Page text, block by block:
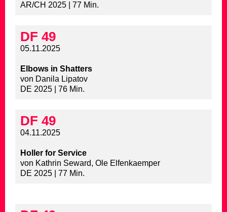
AR/CH 2025 | 77 Min.
DF 49
05.11.2025
Elbows in Shatters
von Danila Lipatov
DE 2025 | 76 Min.
DF 49
04.11.2025
Holler for Service
von Kathrin Seward, Ole Elfenkaemper
DE 2025 | 77 Min.